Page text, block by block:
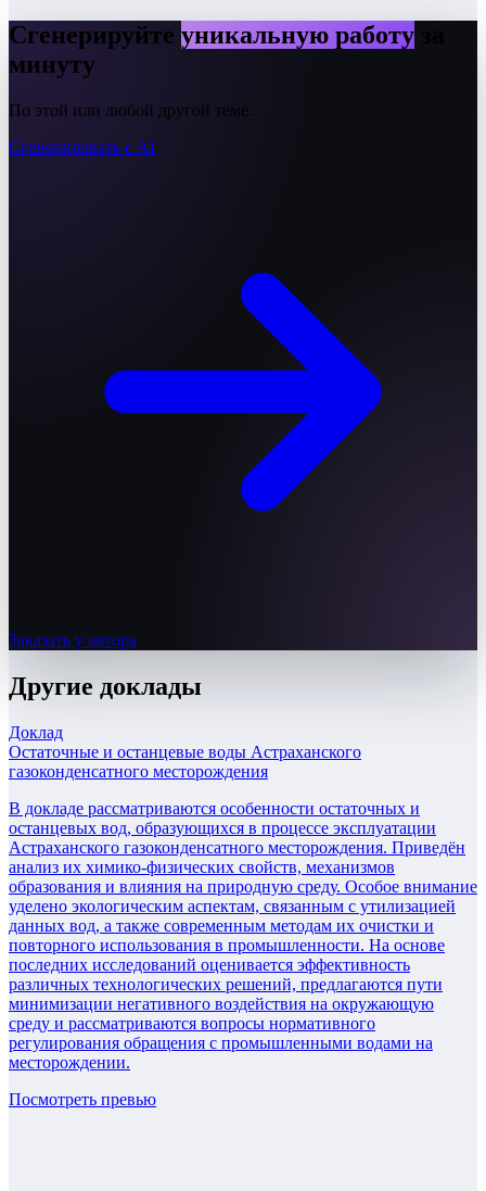
Сгенерируйте уникальную работу
минуту
По этой или любой другой теме.
Сгенерировать с AI
Заказать у автора
Другие доклады
Доклад
Остаточные и останцевые воды Астраханского
газоконденсатного месторождения
В докладе рассматриваются особенности остаточных и
останцевых вод, образующихся в процессе эксплуатации
Астраханского газоконденсатного месторождения. Приведён
анализ их химико-физических свойств, механизмов
образования и влияния на природную среду. Особое внимание
уделено экологическим аспектам, связанным с утилизацией
данных вод, а также современным методам их очистки и
повторного использования в промышленности. На основе
последних исследований оценивается эффективность
различных технологических решений, предлагаются пути
минимизации негативного воздействия на окружающую
среду и рассматриваются вопросы нормативного
регулирования обращения с промышленными водами на
месторождении.
Посмотреть превью